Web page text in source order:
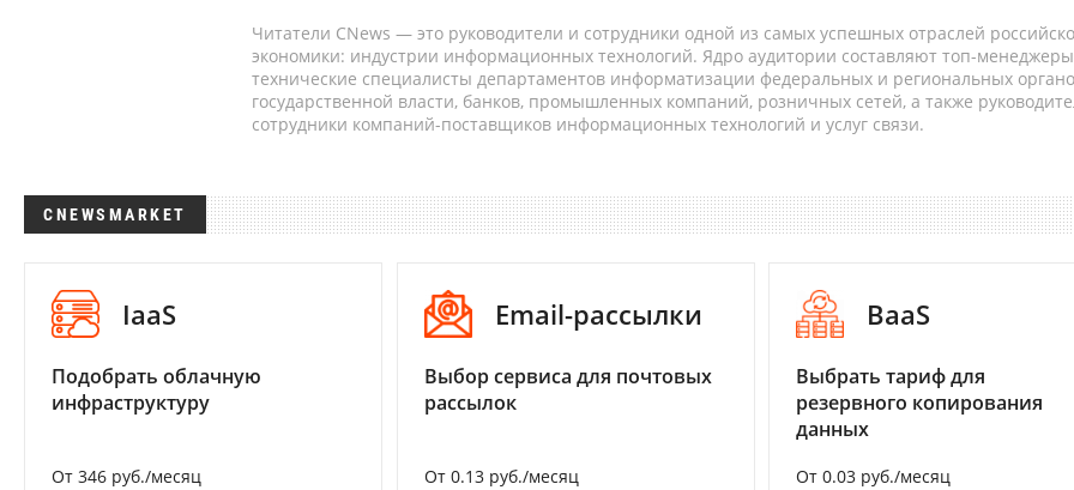
Читатели CNews — это руководители и сотрудники одной из самых успешных отраслей
экономики: индустрии информационных технологий. Ядро аудитории составляют топ-
технические специалисты департаментов информатизации федеральных и региональных
государственной власти, банков, промышленных компаний, розничных сетей, а также
сотрудники компаний-поставщиков информационных технологий и услуг связи.
CNEWSMARKET
IaaS
Подобрать облачную
инфраструктуру
От 346 руб./месяц
Email-рассылки
Выбор сервиса для почтовых
рассылок
От 0.13 руб./месяц
BaaS
Выбрать тариф для
резервного копирования
данных
От 0.03 руб./месяц